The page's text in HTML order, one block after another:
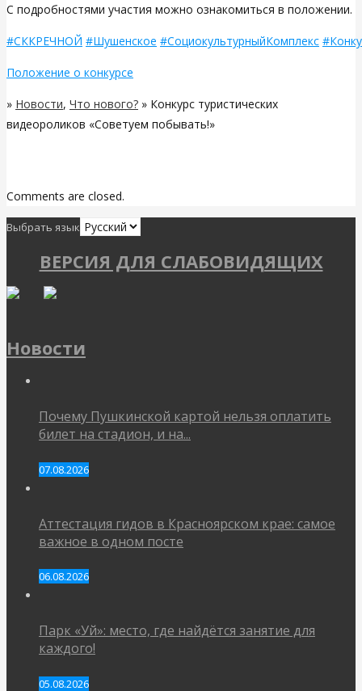
С подробностями участия можно ознакомиться в положении.
#СККРЕЧНОЙ #Шушенское #СоциокультурныйКомплекс
Положение о конкурсе
» Новости, Что нового? » Конкурс туристических
видеороликов «Советуем побывать!»
Comments are closed.
Выбрать язык
ВЕРСИЯ ДЛЯ СЛАБОВИДЯЩИХ
Новости
Почему Пушкинской картой нельзя оплатить
билет на стадион, и на...
07.08.2026
Аттестация гидов в Красноярском крае: самое
важное в одном посте
06.08.2026
Парк «Уй»: место, где найдётся занятие для
каждого!
05.08.2026